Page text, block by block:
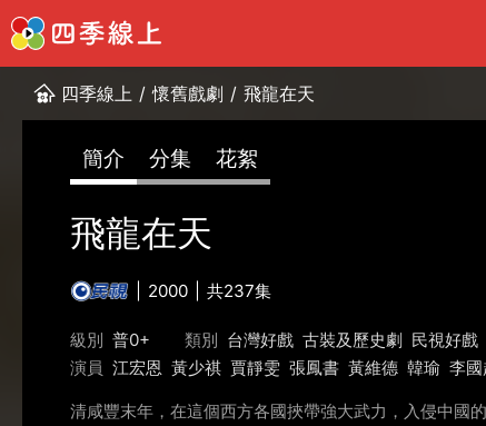
四季線上 / 懷舊戲劇 / 飛龍在天
簡介 分集 花絮
飛龍在天
2000 共237集
級別 普0+ 類別 台灣好戲 古裝及歷史劇 民視好戲
演員 江宏恩 黃少祺 賈靜雯 張鳳書 黃維德 韓瑜 李國
清咸豐末年，在這個西方各國挾帶強大武力，入侵中國